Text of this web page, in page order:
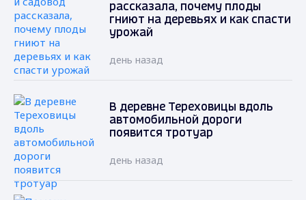
рассказала, почему плоды
гниют на деревьях и как спасти
урожай
день назад
В деревне Тереховицы вдоль
автомобильной дороги
появится тротуар
день назад